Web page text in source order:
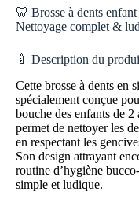
🦷 Brosse à dents
Nettoyage complet &
🍼 Description du
Cette brosse à dents en
spécialement conçue
bouche des enfants de
permet de nettoyer les
en respectant les
Son design attrayant
routine d’hygiène
simple et ludique.